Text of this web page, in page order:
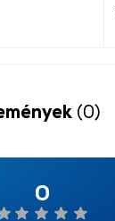
(0)
0